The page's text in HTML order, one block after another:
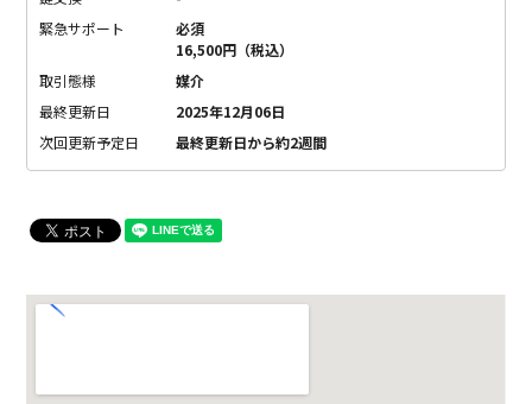
緊急サポート
必須
16,500円（税込）
取引態様
媒介
最終更新日
2025年12月06日
次回更新予定日
最終更新日から約2週間